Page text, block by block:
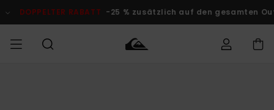
ProduktinformationRABATT -25 % zusätzlich auf den gesamten Outlet-